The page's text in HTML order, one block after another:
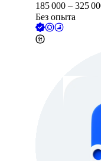
185 000 – 325
Без опыта